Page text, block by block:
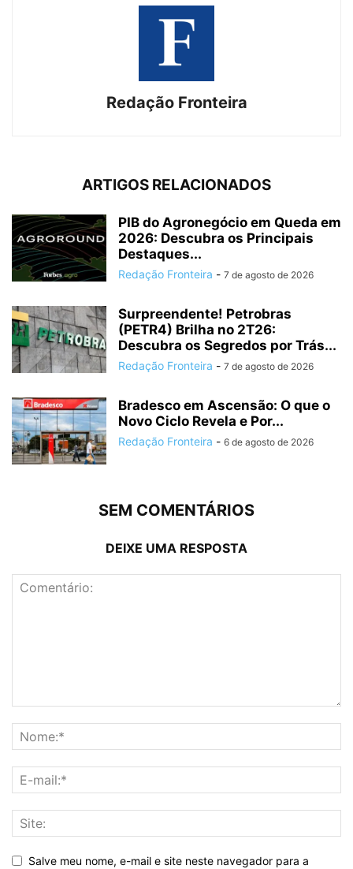
Redação Fronteira
ARTIGOS RELACIONADOS
PIB do Agronegócio em Queda em
2026: Descubra os Principais
Destaques...
Redação Fronteira - 7 de agosto de 2026
Surpreendente! Petrobras
(PETR4) Brilha no 2T26:
Descubra os Segredos por Trás...
Redação Fronteira - 7 de agosto de 2026
Bradesco em Ascensão: O que o
Novo Ciclo Revela e Por...
Redação Fronteira - 6 de agosto de 2026
SEM COMENTÁRIOS
DEIXE UMA RESPOSTA
Salve meu nome, e-mail e site neste navegador para a